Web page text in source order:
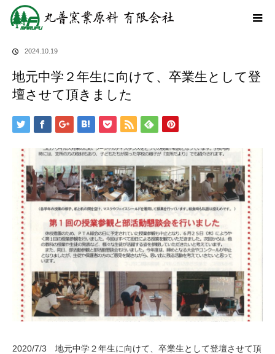
ホーム
ブログ
地元中学２年生に向けて、卒業生として登壇させて頂きまし
2024.10.19
地元中学２年生に向けて、卒業生として登
壇させて頂きました
2020/7/3 地元中学２年生に向けて、卒業生として登壇させて頂